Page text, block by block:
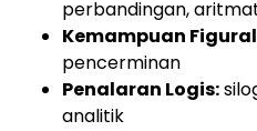
perbandingan,
Kemampuan
pencerminan
Penalaran Logis:
analitik